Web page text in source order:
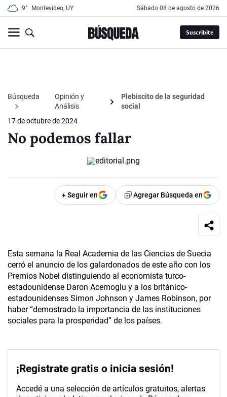
9° Montevideo, UY sábado 08 de agosto de 2026
Suscribite
Búsqueda
Opinión y
Análisis
Plebiscito de la seguridad
social
17 de octubre de 2024
No podemos fallar
+ Seguir en Agregar Búsqueda en
Esta semana la Real Academia de las Ciencias de Suecia
cerró el anuncio de los galardonados de este año con los
Premios Nobel distinguiendo al economista turco-
estadounidense Daron Acemoglu y a los británico-
estadounidenses Simon Johnson y James Robinson, por
haber “demostrado la importancia de las instituciones
sociales para la prosperidad” de los países.
¡Registrate gratis o inicia sesión!
Accedé a una selección de artículos gratuitos, alertas